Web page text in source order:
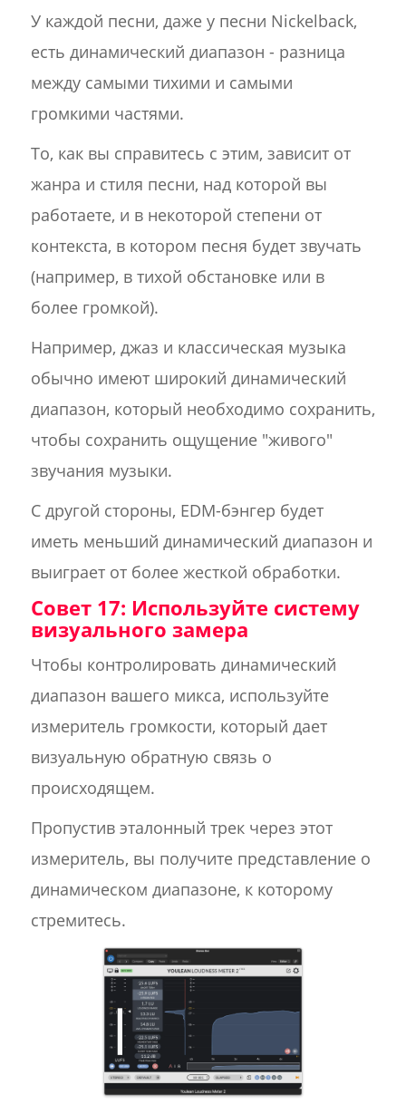
У каждой песни, даже у песни Nickelback,
есть динамический диапазон - разница
между самыми тихими и самыми
громкими частями.
То, как вы справитесь с этим, зависит от
жанра и стиля песни, над которой вы
работаете, и в некоторой степени от
контекста, в котором песня будет звучать
(например, в тихой обстановке или в
более громкой).
Например, джаз и классическая музыка
обычно имеют широкий динамический
диапазон, который необходимо сохранить,
чтобы сохранить ощущение "живого"
звучания музыки.
С другой стороны, EDM-бэнгер будет
иметь меньший динамический диапазон и
выиграет от более жесткой обработки.
Совет 17: Используйте систему
визуального замера
Чтобы контролировать динамический
диапазон вашего микса, используйте
измеритель громкости, который дает
визуальную обратную связь о
происходящем.
Пропустив эталонный трек через этот
измеритель, вы получите представление о
динамическом диапазоне, к которому
стремитесь.